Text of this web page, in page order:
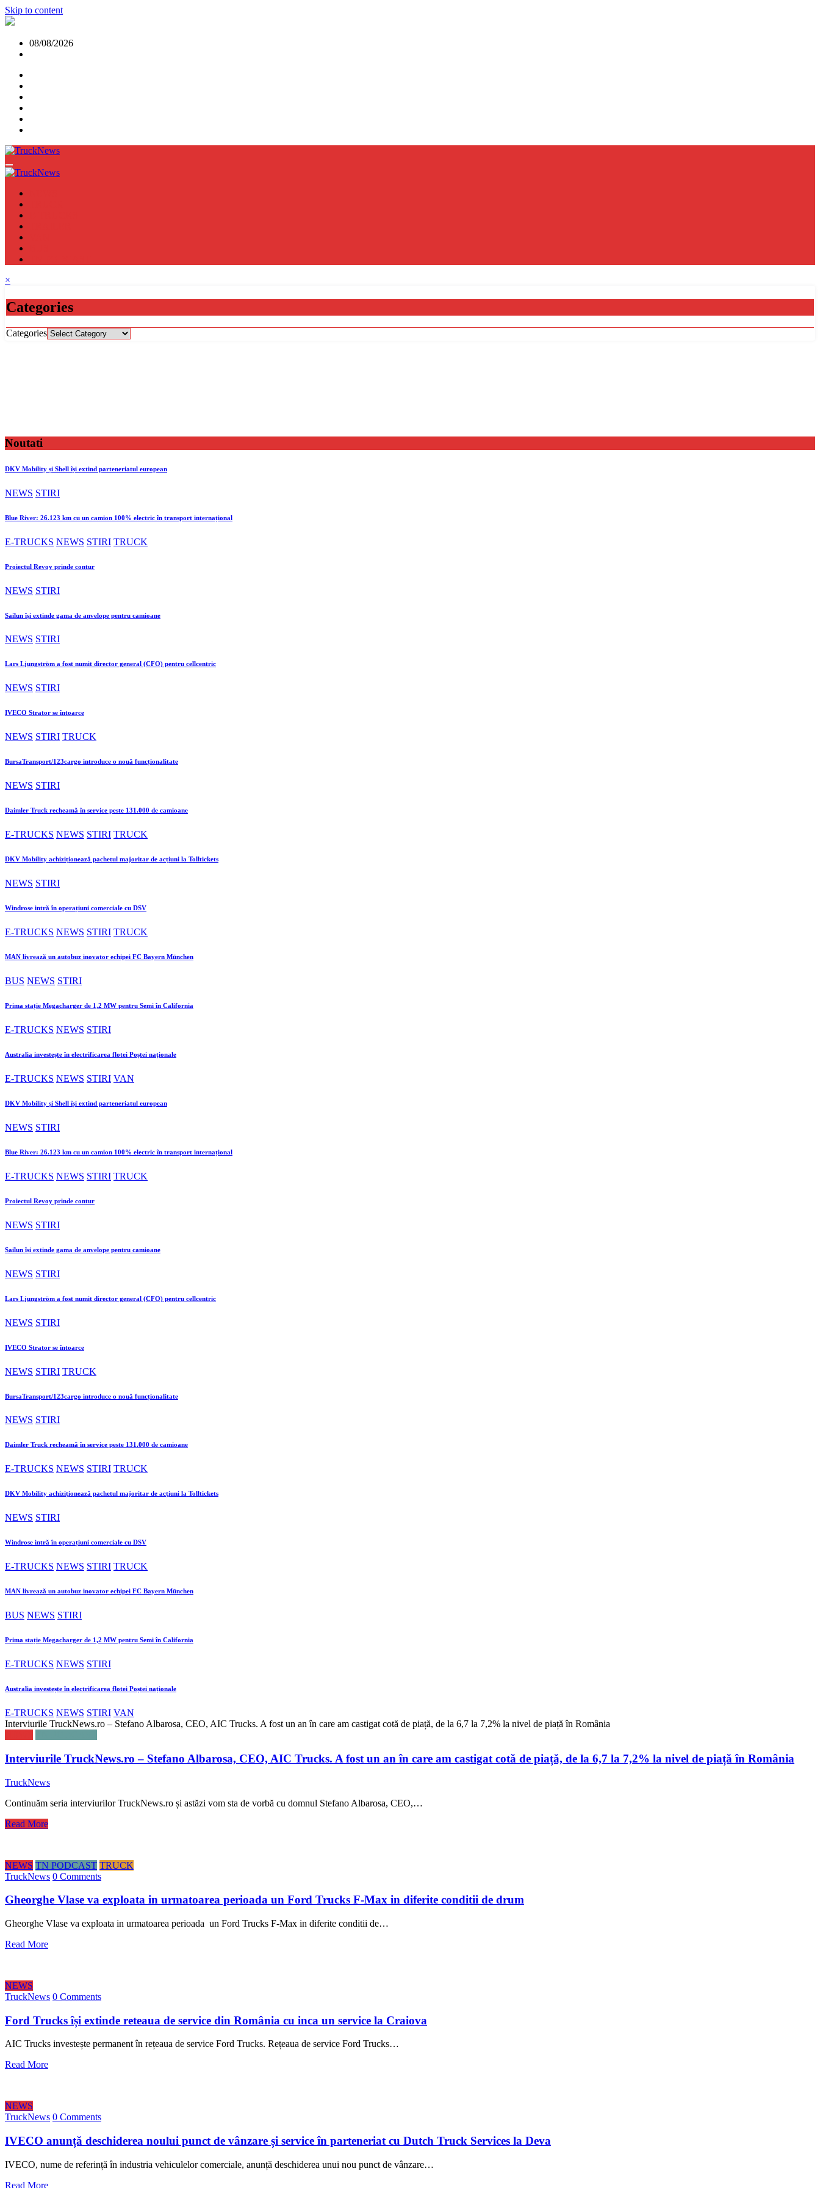
Skip to content
08/08/2026
×
Categories
Categories
Noutati
DKV Mobility și Shell își extind parteneriatul european
NEWS STIRI
Blue River: 26.123 km cu un camion 100% electric în transport internațional
E-TRUCKS NEWS STIRI TRUCK
Proiectul Revoy prinde contur
NEWS STIRI
Sailun își extinde gama de anvelope pentru camioane
NEWS STIRI
Lars Ljungström a fost numit director general (CFO) pentru cellcentric
NEWS STIRI
IVECO Strator se întoarce
NEWS STIRI TRUCK
BursaTransport/123cargo introduce o nouă funcționalitate
NEWS STIRI
Daimler Truck recheamă în service peste 131.000 de camioane
E-TRUCKS NEWS STIRI TRUCK
DKV Mobility achiziționează pachetul majoritar de acțiuni la Tolltickets
NEWS STIRI
Windrose intră în operațiuni comerciale cu DSV
E-TRUCKS NEWS STIRI TRUCK
MAN livrează un autobuz inovator echipei FC Bayern München
BUS NEWS STIRI
Prima stație Megacharger de 1,2 MW pentru Semi în California
E-TRUCKS NEWS STIRI
Australia investește în electrificarea flotei Poștei naționale
E-TRUCKS NEWS STIRI VAN
DKV Mobility și Shell își extind parteneriatul european
NEWS STIRI
Blue River: 26.123 km cu un camion 100% electric în transport internațional
E-TRUCKS NEWS STIRI TRUCK
Proiectul Revoy prinde contur
NEWS STIRI
Sailun își extinde gama de anvelope pentru camioane
NEWS STIRI
Lars Ljungström a fost numit director general (CFO) pentru cellcentric
NEWS STIRI
IVECO Strator se întoarce
NEWS STIRI TRUCK
BursaTransport/123cargo introduce o nouă funcționalitate
NEWS STIRI
Daimler Truck recheamă în service peste 131.000 de camioane
E-TRUCKS NEWS STIRI TRUCK
DKV Mobility achiziționează pachetul majoritar de acțiuni la Tolltickets
NEWS STIRI
Windrose intră în operațiuni comerciale cu DSV
E-TRUCKS NEWS STIRI TRUCK
MAN livrează un autobuz inovator echipei FC Bayern München
BUS NEWS STIRI
Prima stație Megacharger de 1,2 MW pentru Semi în California
E-TRUCKS NEWS STIRI
Australia investește în electrificarea flotei Poștei naționale
E-TRUCKS NEWS STIRI VAN
Interviurile TruckNews.ro – Stefano Albarosa, CEO, AIC Trucks. A fost un an în care am castigat cotă de piață, de la 6,7 la 7,2% la nivel de piață în România
Interviurile TruckNews.ro – Stefano Albarosa, CEO, AIC Trucks. A fost un an în care am castigat cotă de piață, de la 6,7 la 7,2% la nivel de piață în România
TruckNews
Continuăm seria interviurilor TruckNews.ro și astăzi vom sta de vorbă cu domnul Stefano Albarosa, CEO,…
Read More
NEWS TN PODCAST TRUCK
TruckNews 0 Comments
Gheorghe Vlase va exploata in urmatoarea perioada un Ford Trucks F-Max in diferite conditii de drum
Gheorghe Vlase va exploata in urmatoarea perioada un Ford Trucks F-Max in diferite conditii de…
Read More
NEWS
TruckNews 0 Comments
Ford Trucks își extinde reteaua de service din România cu inca un service la Craiova
AIC Trucks investește permanent în rețeaua de service Ford Trucks. Rețeaua de service Ford Trucks…
Read More
NEWS
TruckNews 0 Comments
IVECO anunță deschiderea noului punct de vânzare și service în parteneriat cu Dutch Truck Services la Deva
IVECO, nume de referință în industria vehiculelor comerciale, anunță deschiderea unui nou punct de vânzare…
Read More